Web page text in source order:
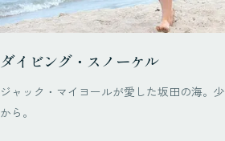
ダイビング・スノーケル
ジャック・マイヨールが愛した坂田の海。
から。